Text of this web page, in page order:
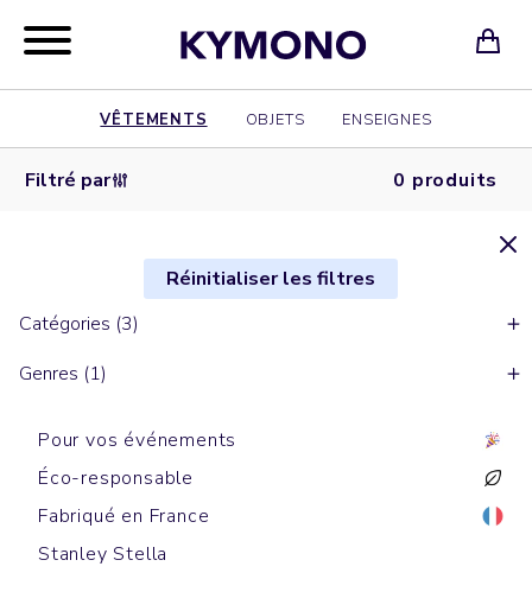
VÊTEMENTS OBJETS ENSEIGNES
Filtré par 0 produits
Réinitialiser les filtres
Catégories (3)
Genres (1)
Pour vos événements
Éco-responsable
Fabriqué en France
Stanley Stella